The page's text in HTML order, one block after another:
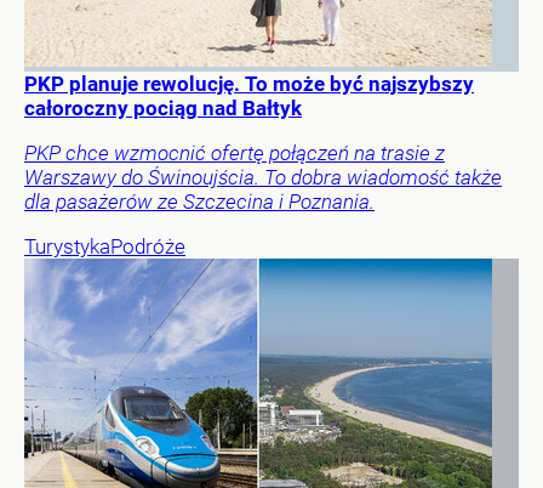
PKP planuje rewolucję. To może być najszybszy
całoroczny pociąg nad Bałtyk
PKP chce wzmocnić ofertę połączeń na trasie z
Warszawy do Świnoujścia. To dobra wiadomość także
dla pasażerów ze Szczecina i Poznania.
TurystykaPodróże